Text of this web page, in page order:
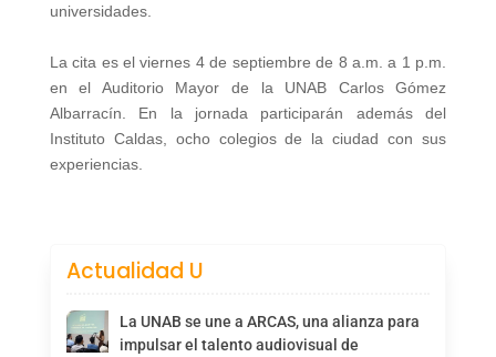
universidades.
La cita es el viernes 4 de septiembre de 8 a.m. a 1 p.m.
en el Auditorio Mayor de la UNAB Carlos Gómez
Albarracín. En la jornada participarán además del
Instituto Caldas, ocho colegios de la ciudad con sus
experiencias.
Actualidad U
La UNAB se une a ARCAS, una alianza para
impulsar el talento audiovisual de